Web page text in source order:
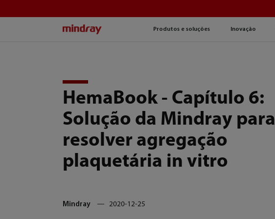
Produtos e soluções Inovação
HemaBook - Capítulo 6:
Solução da Mindray para
resolver agregação
plaquetária in vitro
Mindray 2020-12-25